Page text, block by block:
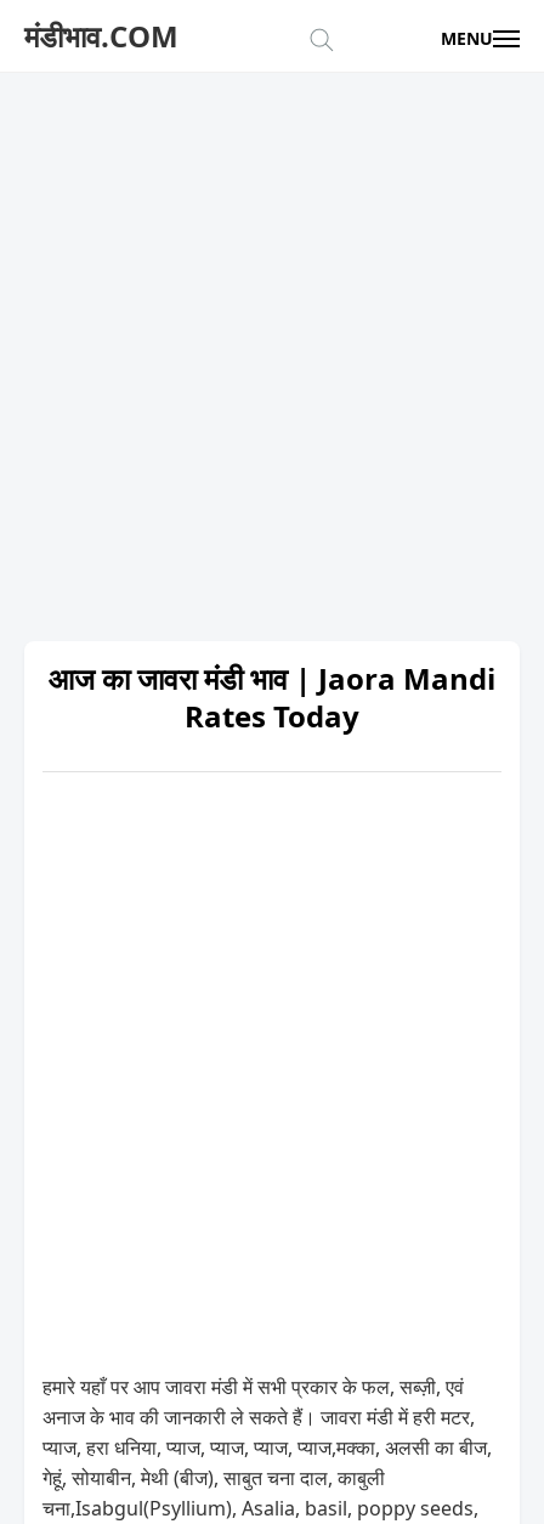
मंडीभाव.COM MENU
आज का जावरा मंडी भाव | Jaora Mandi
Rates Today
हमारे यहाँ पर आप जावरा मंडी में सभी प्रकार के फल, सब्ज़ी, एवं
अनाज के भाव की जानकारी ले सकते हैं। जावरा मंडी में हरी मटर,
प्याज, हरा धनिया, प्याज, प्याज, प्याज, प्याज,मक्का, अलसी का बीज,
गेहूं, सोयाबीन, मेथी (बीज), साबुत चना दाल, काबुली
चना,Isabgul(Psyllium), Asalia, basil, poppy seeds,